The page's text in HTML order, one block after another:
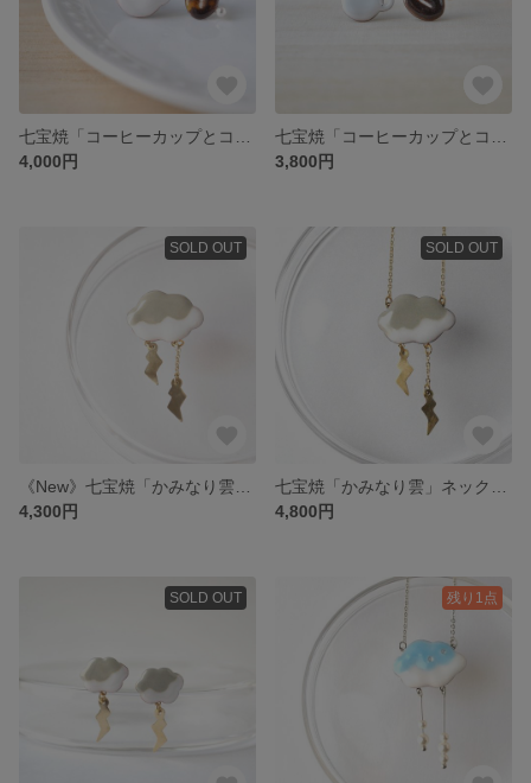
4,000円
3,800円
SOLD OUT
4,300円
SOLD OUT
4,800円
SOLD OUT 残り1点